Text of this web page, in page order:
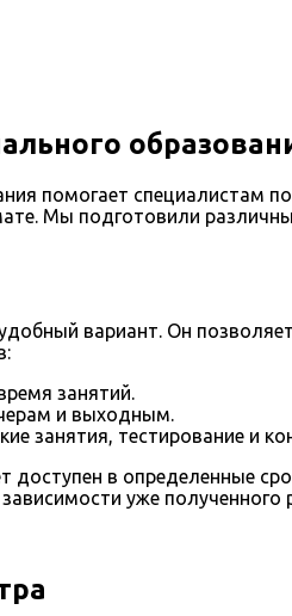
помогает специалистам
Мы подготовили
вариант. Он
занятий.
и выходным.
занятия, тестирование и
доступен в определенные
уже полученного